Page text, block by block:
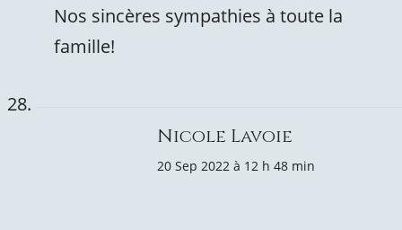
Nos sincères sympathies à toute la
famille!
Nicole Lavoie
20 Sep 2022 à 12 h 48 min